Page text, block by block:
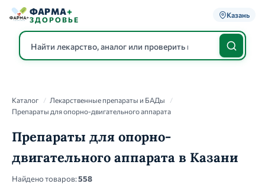
ФАРМА+
ЗДОРОВЬЕ
Казань
Каталог / Лекарственные препараты и БАДы
/
Препараты для опорно-двигательного аппарата
Препараты для опорно-
двигательного аппарата в Казани
Найдено товаров:558